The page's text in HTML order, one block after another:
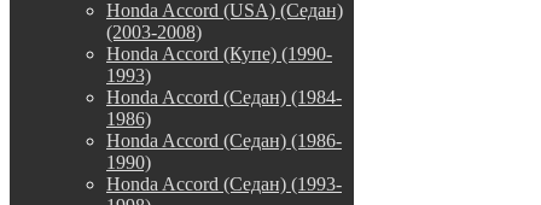
Honda Accord (USA) (Седан)
(2003-2008)
Honda Accord (Купе) (1990-
1993)
Honda Accord (Седан) (1984-
1986)
Honda Accord (Седан) (1986-
1990)
Honda Accord (Седан) (1993-